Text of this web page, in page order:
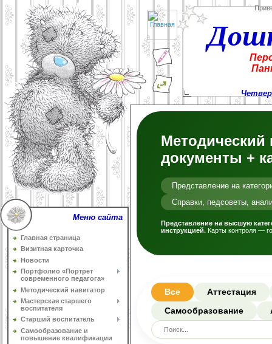
Меню сайта
Главная страница
Визитная карточка
Новости
Портфолио «Портрет
современного педагога»
Методический навигатор
Мастерская старшего
воспитателя
Старший воспитатель
Самообразование и
повышение квалификации
Методический
документы +
Представление на
Справки, педсоветы,
Представление на высшую
инструкцией. Карты контроля —
Все Аттестация
Самообразование